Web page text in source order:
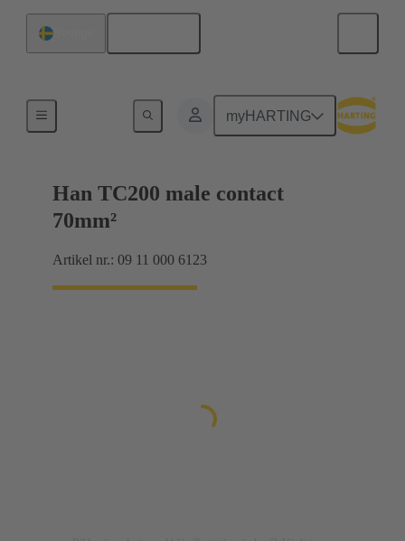
myHARTING
Han TC200 male contact
70mm²
Artikel nr.: 09 11 000 6123